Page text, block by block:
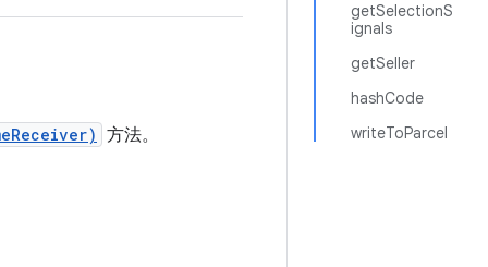
getSelectionS
ignals
getSeller
hashCode
writeToParcel
方法。